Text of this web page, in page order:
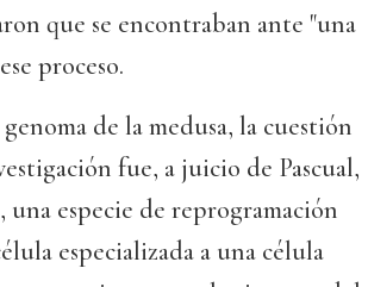
que se encontraban ante "una
proceso.
de la medusa, la cuestión
fue, a juicio de Pascual,
especie de reprogramación
especializada a una célula